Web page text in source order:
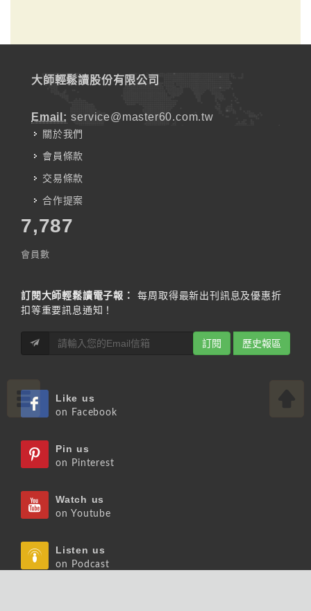
大師輕鬆讀股份有限公司
Email: service@master60.com.tw
關於我們
會員條款
交易條款
合作提案
7,787
會員數
訂閱大師輕鬆讀電子報：
每周取得最新出刊訊息及優惠折
扣等重要訊息通知！
訂閱 歷史報區
Like us
on Facebook
Pin us
on Pinterest
Watch us
on Youtube
Listen us
on Podcast